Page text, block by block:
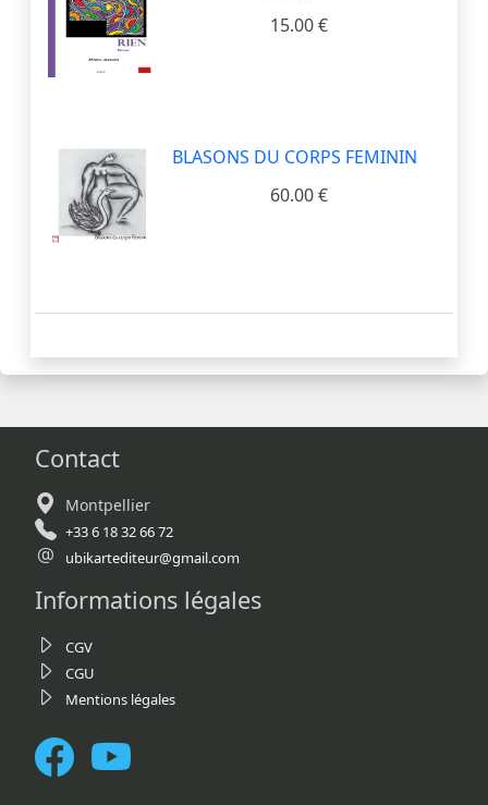
15.00 €
BLASONS DU CORPS FEMININ
60.00 €
Contact
Montpellier
+33 6 18 32 66 72
ubikartediteur@gmail.com
Informations légales
CGV
CGU
Mentions légales